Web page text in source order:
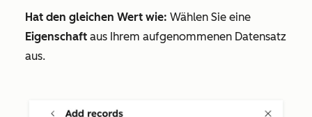
Hat den gleichen Wert wie: Wählen Sie eine
Eigenschaft aus Ihrem aufgenommenen Datensatz
aus.